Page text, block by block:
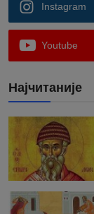
Instagram
Youtube
Најчитаније